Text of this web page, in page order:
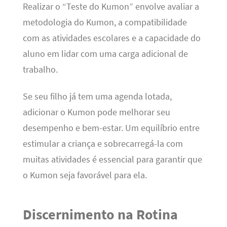
Realizar o “Teste do Kumon” envolve avaliar a
metodologia do Kumon, a compatibilidade
com as atividades escolares e a capacidade do
aluno em lidar com uma carga adicional de
trabalho.
Se seu filho já tem uma agenda lotada,
adicionar o Kumon pode melhorar seu
desempenho e bem-estar. Um equilíbrio entre
estimular a criança e sobrecarregá-la com
muitas atividades é essencial para garantir que
o Kumon seja favorável para ela.
Discernimento na Rotina